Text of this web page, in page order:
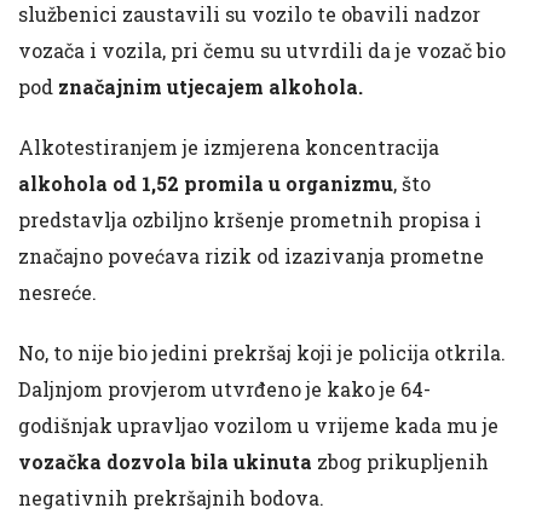
službenici zaustavili su vozilo te obavili nadzor
vozača i vozila, pri čemu su utvrdili da je vozač bio
pod značajnim utjecajem alkohola.
Alkotestiranjem je izmjerena koncentracija
alkohola od 1,52 promila u organizmu, što
predstavlja ozbiljno kršenje prometnih propisa i
značajno povećava rizik od izazivanja prometne
nesreće.
No, to nije bio jedini prekršaj koji je policija otkrila.
Daljnjom provjerom utvrđeno je kako je 64-
godišnjak upravljao vozilom u vrijeme kada mu je
vozačka dozvola bila ukinuta zbog prikupljenih
negativnih prekršajnih bodova.